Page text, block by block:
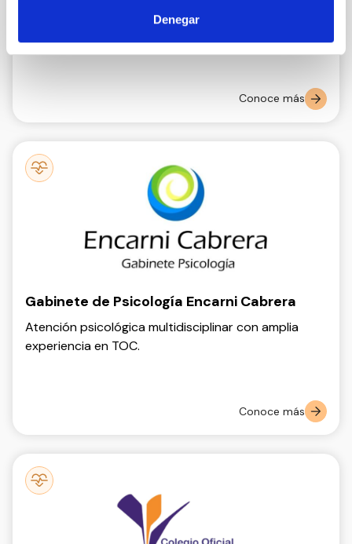
Denegar
Un colectivo Sénior de Ingenieros de Caminos,
Conoce más
Gabinete de Psicología Encarni Cabrera
Atención psicológica multidisciplinar con amplia
experiencia en TOC.
Conoce más